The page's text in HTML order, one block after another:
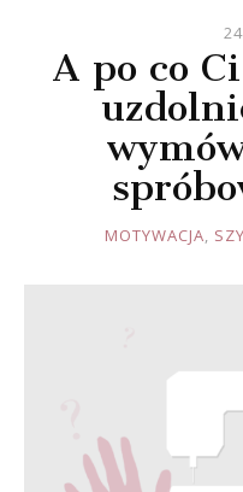
A po co
JOULE
MOTYWACJA,